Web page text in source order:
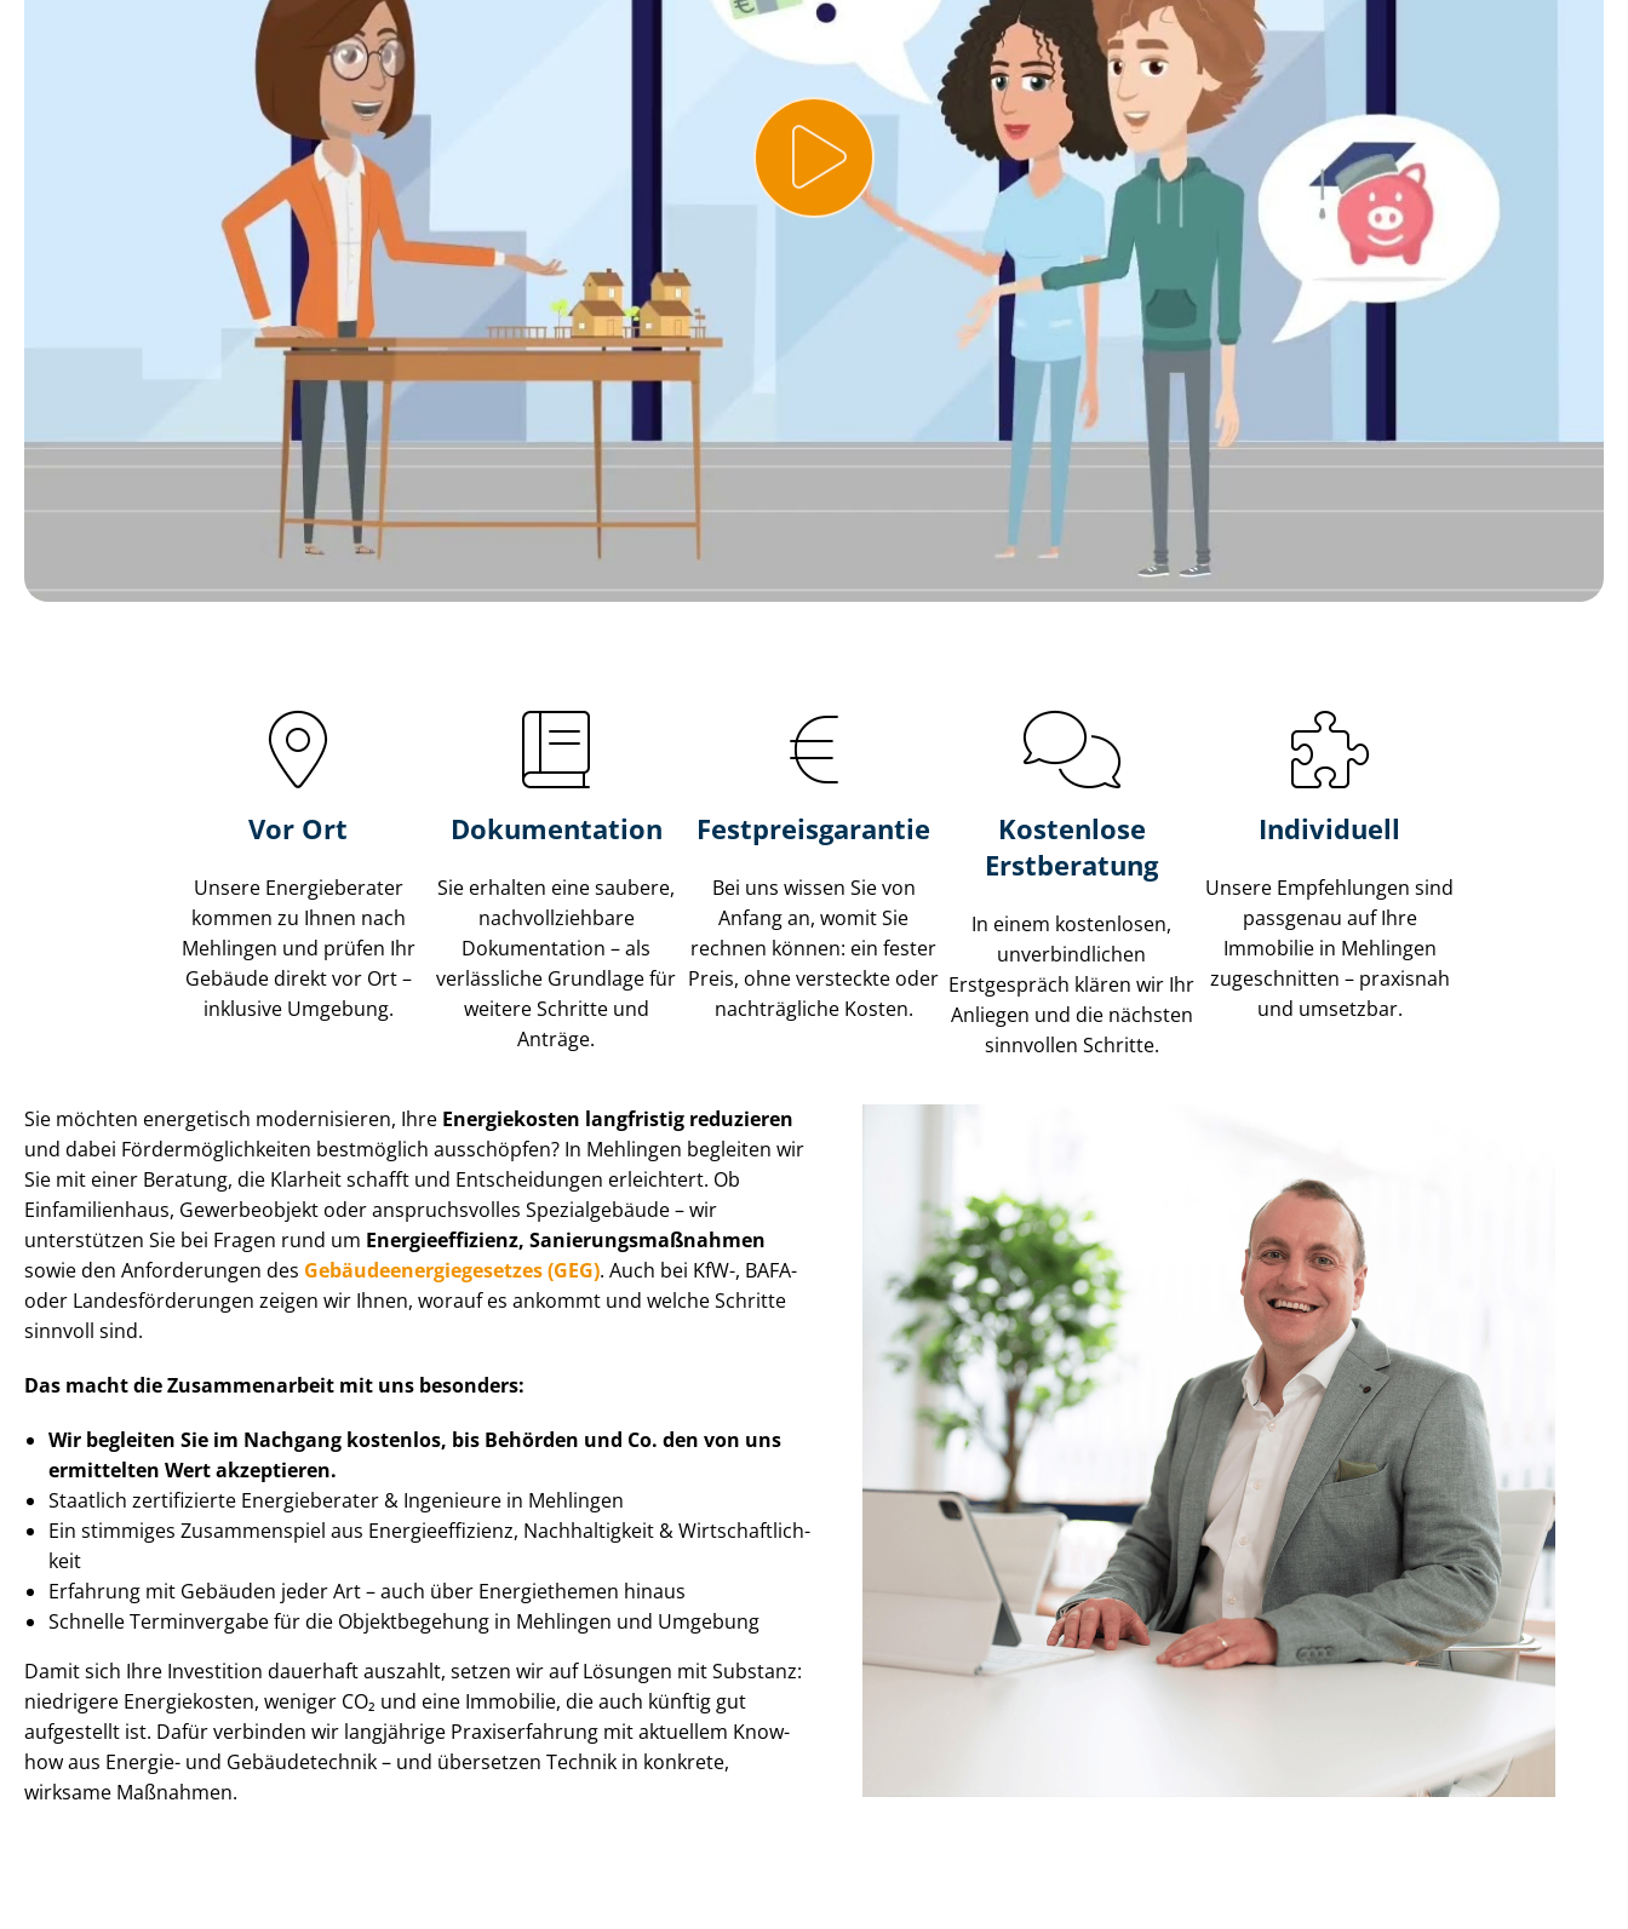
Vor Ort
Unsere Energieberater
kommen zu Ihnen nach
Mehlingen und prüfen Ihr
Gebäude direkt vor Ort –
inklusive Umgebung.
Dokumentation
Sie erhalten eine saubere,
nach­voll­zieh­ba­re
Dokumentation – als
verlässliche Grundlage für
weitere Schritte und
Anträge.
Fest­preis­ga­ran­tie
Bei uns wissen Sie von
Anfang an, womit Sie
rechnen können: ein fester
Preis, ohne versteckte oder
nachträgliche Kosten.
Kostenlose
Erstberatung
In einem kostenlosen,
unverbindlichen
Erstgespräch klären wir Ihr
Anliegen und die nächsten
sinnvollen Schritte.
Individuell
Unsere Empfehlungen sind
passgenau auf Ihre
Immobilie in Mehlingen
zugeschnitten – praxisnah
und umsetzbar.
Sie möchten energetisch modernisieren, Ihre Energiekosten langfristig reduzieren
und dabei För­der­mög­lich­kei­ten bestmöglich ausschöpfen? In Mehlingen begleiten wir
Sie mit einer Beratung, die Klarheit schafft und Entscheidungen erleichtert. Ob
Einfamilienhaus, Gewerbeobjekt oder anspruchsvolles Spezialgebäude – wir
unterstützen Sie bei Fragen rund um En­er­gie­ef­fi­zi­enz, Sa­nie­rungs­maß­nah­men
sowie den Anforderungen des Ge­bäu­de­en­er­gie­ge­set­zes (GEG). Auch bei KfW-, BAFA-
oder Lan­des­för­de­run­gen zeigen wir Ihnen, worauf es ankommt und welche Schritte
sinnvoll sind.
Das macht die Zusammenarbeit mit uns besonders:
Wir begleiten Sie im Nachgang kostenlos, bis Behörden und Co. den von uns
ermittelten Wert akzeptieren.
Staatlich zertifizierte Energieberater & Ingenieure in Mehlingen
Ein stimmiges Zusammenspiel aus En­er­gie­ef­fi­zi­enz, Nachhaltigkeit & Wirt­schaft­lich­
keit
Erfahrung mit Gebäuden jeder Art – auch über Energiethemen hinaus
Schnelle Terminvergabe für die Objektbegehung in Mehlingen und Umgebung
Damit sich Ihre Investition dauerhaft auszahlt, setzen wir auf Lösungen mit Substanz:
niedrigere Energiekosten, weniger CO₂ und eine Immobilie, die auch künftig gut
aufgestellt ist. Dafür verbinden wir langjährige Praxiserfahrung mit aktuellem Know-
how aus Energie- und Gebäudetechnik – und übersetzen Technik in konkrete,
wirksame Maßnahmen.